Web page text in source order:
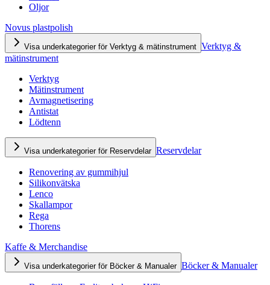
Oljor
Novus plastpolish
Visa underkategorier för Verktyg & mätinstrument Verktyg &
mätinstrument
Verktyg
Mätinstrument
Avmagnetisering
Antistat
Lödtenn
Visa underkategorier för Reservdelar Reservdelar
Renovering av gummihjul
Silikonvätska
Lenco
Skallampor
Rega
Thorens
Kaffe & Merchandise
Visa underkategorier för Böcker & Manualer Böcker & Manualer